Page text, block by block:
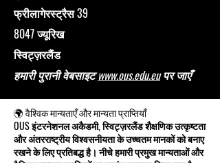
फ्रीलागेरस्ट्रैस 39
8047 ज्यूरिख
स्विट्ज़रलैंड
हमारी पुरानी वेबसाइटwww.ous.edu.euपर जाएँ
🌍 वैश्विक मान्यताएँ और मान्यता प्राप्तियाँ
OUS इंटरनेशनल अकैडमी, स्विट्ज़रलैंड शैक्षणिक उत्कृष्टता
और अंतरराष्ट्रीय विश्वसनीयता के उच्चतम मानकों को बनाए
रखने के लिए प्रतिबद्ध है। नीचे हमारी प्रमुख मान्यताओं और